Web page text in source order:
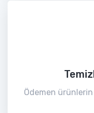
Ödemen